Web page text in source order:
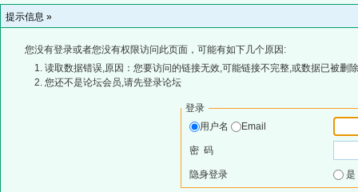
提示信息 »
您没有登录或者您没有权限访问此页面，可能有如下几个原因:
读取数据错误,原因：您要访问的链接无效,可能链接不完整,或数据已被删
您还不是论坛会员,请先登录论坛
登录
用户名
Email
密 码
隐身登录